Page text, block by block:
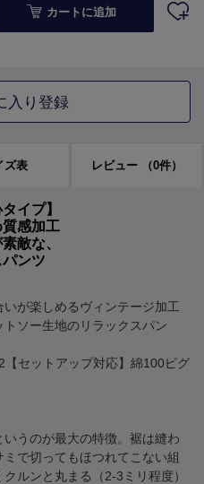
カートに追加
入り登録
ズ表 レビュー （0件）
イプ】
感加工
敵な、
ンツ
が楽しめるヴィンテージ加工
ソー生地のリラックスパン
セットアップ対応】綿100ピグ
うのが最大の特徴。裾は縫わ
で切ってもほつれてこない組
ルンと丸まる（2-3ミリ程度）